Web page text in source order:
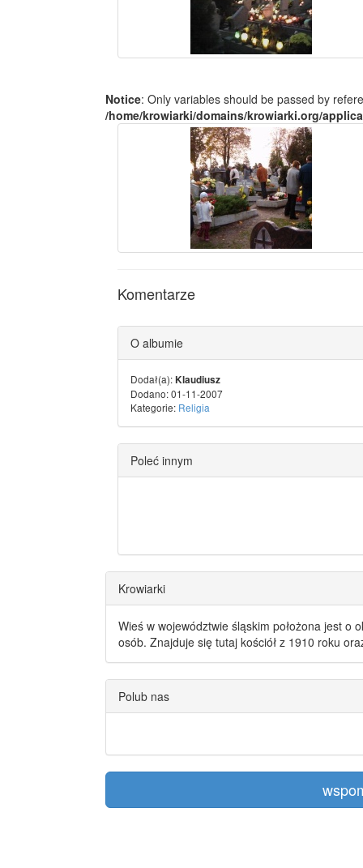
Notice: Only variables should be passed by
/home/krowiarki/domains/krowiarki.org/
Komentarze
O albumie
Dodał(a):Klaudiusz
Dodano: 01-11-2007
Kategorie: Religia
Poleć innym
Krowiarki
Wieś w województwie śląskim położona jest o
osób. Znajduje się tutaj kościół z 1910 roku
Polub nas